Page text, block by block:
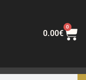
0.00€
0